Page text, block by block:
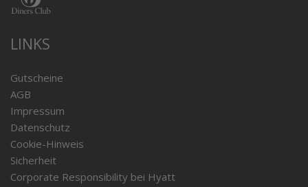
LINKS
Gutscheine
AGB
Impressum
Datenschutz
Cookie-Hinweis
Sicherheit
Corporate Responsibility bei Hyatt